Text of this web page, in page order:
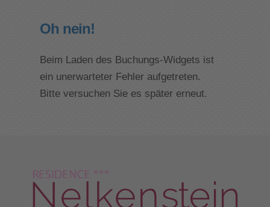
Oh nein!
Beim Laden des Buchungs-Widgets ist
ein unerwarteter Fehler aufgetreten.
Bitte versuchen Sie es später erneut.